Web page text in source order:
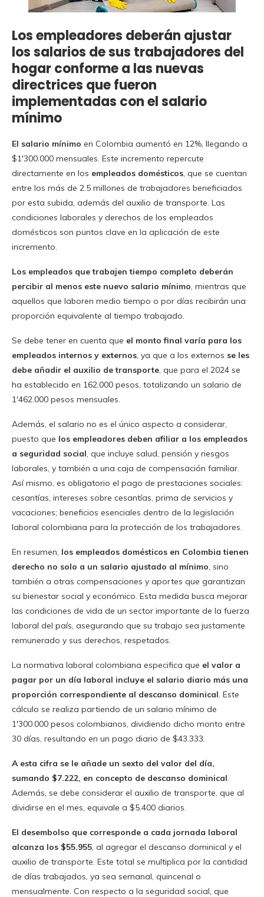
Los empleadores deberán ajustar
los salarios de sus trabajadores del
hogar conforme a las nuevas
directrices que fueron
implementadas con el salario
mínimo
El salario mínimo en Colombia aumentó en 12%, llegando a
$1′300.000 mensuales. Este incremento repercute
directamente en los empleados domésticos , que se cuentan
entre los más de 2.5 millones de trabajadores beneficiados
por esta subida, además del auxilio de transporte. Las
condiciones laborales y derechos de los empleados
domésticos son puntos clave en la aplicación de este
incremento.
Los empleados que trabajen tiempo completo deberán
percibir al menos este nuevo salario mínimo , mientras que
aquellos que laboren medio tiempo o por días recibirán una
proporción equivalente al tiempo trabajado.
Se debe tener en cuenta que el monto final varía para los
empleados internos y externos , ya que a los externos se les
debe añadir el auxilio de transporte , que para el 2024 se
ha establecido en 162.000 pesos, totalizando un salario de
1′462.000 pesos mensuales.
Además, el salario no es el único aspecto a considerar,
puesto que los empleadores deben afiliar a los empleados
a seguridad social , que incluye salud, pensión y riesgos
laborales, y también a una caja de compensación familiar.
Así mismo, es obligatorio el pago de prestaciones sociales:
cesantías, intereses sobre cesantías, prima de servicios y
vacaciones; beneficios esenciales dentro de la legislación
laboral colombiana para la protección de los trabajadores.
En resumen, los empleados domésticos en Colombia tienen
derecho no solo a un salario ajustado al mínimo , sino
también a otras compensaciones y aportes que garantizan
su bienestar social y económico. Esta medida busca mejorar
las condiciones de vida de un sector importante de la fuerza
laboral del país, asegurando que su trabajo sea justamente
remunerado y sus derechos, respetados.
La normativa laboral colombiana especifica que el valor a
pagar por un día laboral incluye el salario diario más una
proporción correspondiente al descanso dominical . Este
cálculo se realiza partiendo de un salario mínimo de
1′300.000 pesos colombianos, dividiendo dicho monto entre
30 días, resultando en un pago diario de $43.333.
A esta cifra se le añade un sexto del valor del día,
sumando $7.222, en concepto de descanso dominical
Además, se debe considerar el auxilio de transporte, que al
dividirse en el mes, equivale a $5.400 diarios.
El desembolso que corresponde a cada jornada laboral
alcanza los $55.955 , al agregar el descanso dominical y el
auxilio de transporte. Este total se multiplica por la cantidad
de días trabajados, ya sea semanal, quincenal o
mensualmente. Con respecto a la seguridad social, que